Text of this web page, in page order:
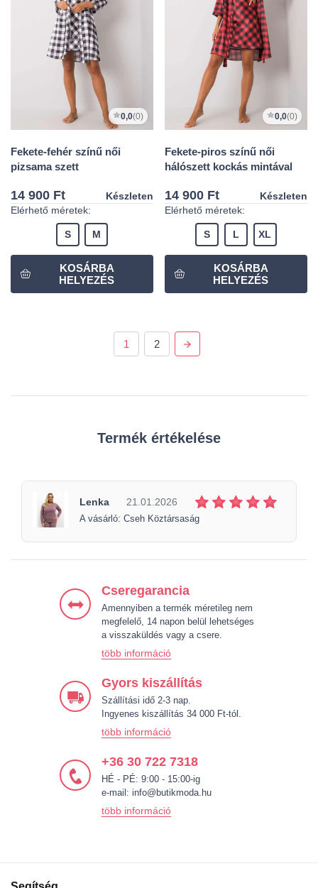
0,0(0)
Fekete-fehér színű női
pizsama szett
14 900 Ft
Készleten
Elérhető méretek:
S M
0,0(0)
Fekete-piros színű női
hálószett kockás mintával
14 900 Ft
Készleten
Elérhető méretek:
S L XL
1 2
Termék értékelése
Lenka 21.01.2026
A vásárló: Cseh Köztársaság
Cseregarancia
Amennyiben a termék méretileg nem
megfelelő, 14 napon belül lehetséges
a visszaküldés vagy a csere.
több információ
Gyors kiszállítás
Szállítási idő 2-3 nap.
Ingyenes kiszállítás 34 000 Ft-tól.
több információ
+36 30 722 7318
HÉ - PÉ: 9:00 - 15:00-ig
e-mail: info@butikmoda.hu
több információ